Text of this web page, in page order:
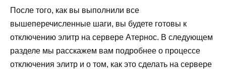
После того, как вы выполнили все
вышеперечисленные шаги, вы будете готовы к
отключению элитр на сервере Атернос. В следующем
разделе мы расскажем вам подробнее о процессе
отключения элитр и о том, как это сделать на сервере